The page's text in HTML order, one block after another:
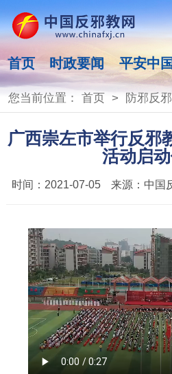
首页 时政要闻 平安中
您当前位置： 首页> 防邪反邪
广西崇左市举行反邪
活动启
时间： 2021-07-05 来源： 中国